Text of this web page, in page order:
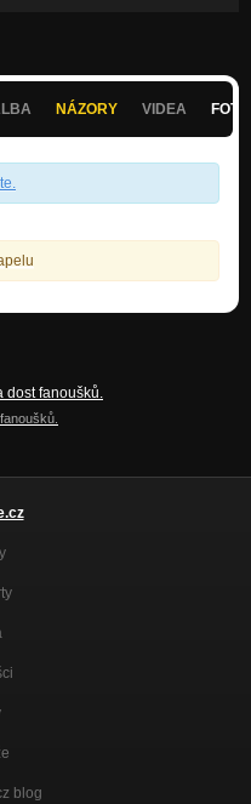
NÁZORY VIDEA
.
dost fanoušků.
blog